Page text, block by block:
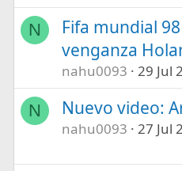
N
Fifa mundial
venganza
nahu0093 29 Jul
N Nuevo video:
nahu0093 27 Jul